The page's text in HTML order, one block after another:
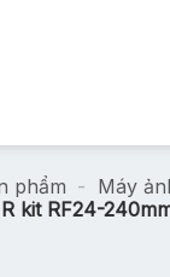
phẩm - Máy
kit RF24-